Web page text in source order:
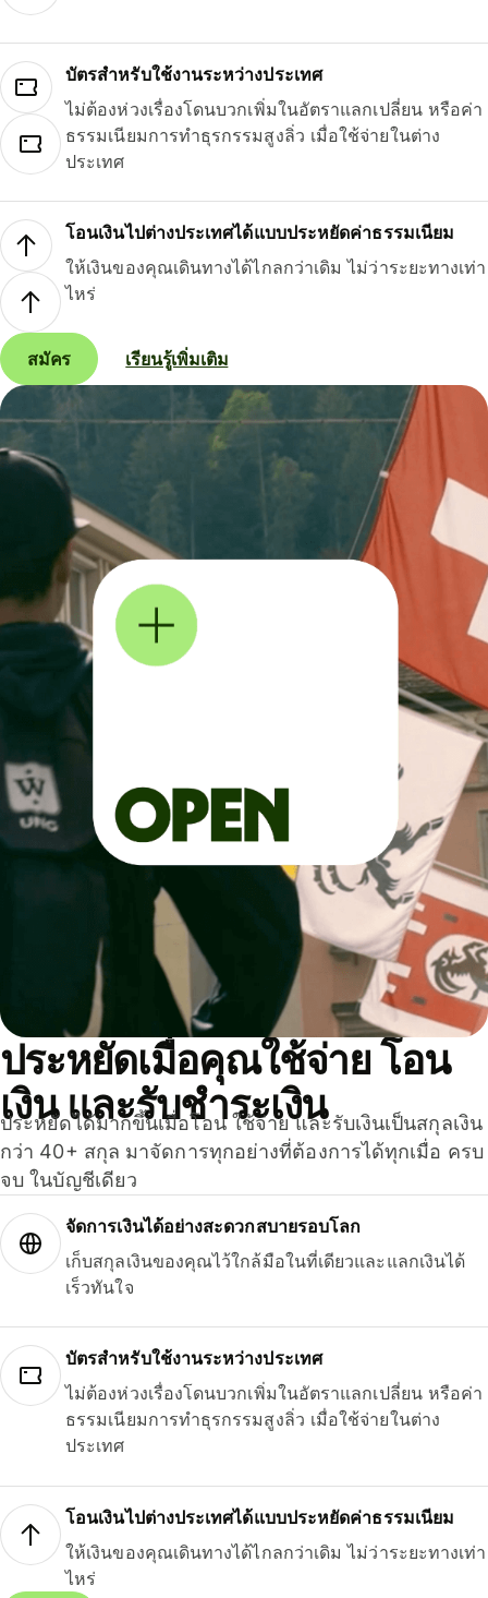
บัตรสำหรับใช้งานระหว่างประเทศ
ไม่ต้องห่วงเรื่องโดนบวกเพิ่มในอัตราแลกเปลี่ยน หรือค่า
ธรรมเนียมการทำธุรกรรมสูงลิ่ว เมื่อใช้จ่ายในต่าง
ประเทศ
โอนเงินไปต่างประเทศได้แบบประหยัดค่าธรรมเนียม
ให้เงินของคุณเดินทางได้ไกลกว่าเดิม ไม่ว่าระยะทางเท่า
ไหร่
สมัคร เรียนรู้เพิ่มเติม
ประหยัดเมื่อคุณใช้จ่าย โอน
เงิน และรับชำระเงิน
ประหยัดได้มากขึ้นเมื่อโอน ใช้จ่าย และรับเงินเป็นสกุลเงิน
กว่า 40+ สกุล มาจัดการทุกอย่างที่ต้องการได้ทุกเมื่อ ครบ
จบ ในบัญชีเดียว
จัดการเงินได้อย่างสะดวกสบายรอบโลก
เก็บสกุลเงินของคุณไว้ใกล้มือในที่เดียวและแลกเงินได้
เร็วทันใจ
บัตรสำหรับใช้งานระหว่างประเทศ
ไม่ต้องห่วงเรื่องโดนบวกเพิ่มในอัตราแลกเปลี่ยน หรือค่า
ธรรมเนียมการทำธุรกรรมสูงลิ่ว เมื่อใช้จ่ายในต่าง
ประเทศ
โอนเงินไปต่างประเทศได้แบบประหยัดค่าธรรมเนียม
ให้เงินของคุณเดินทางได้ไกลกว่าเดิม ไม่ว่าระยะทางเท่า
ไหร่